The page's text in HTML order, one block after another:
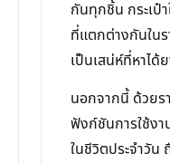
กันทุกชิ้น กระเป๋
ที่แตกต่างกันใน
เป็นเสน่ห์ที่หาไ
นอกจากนี้ ด้วยร
ฟังก์ชันการใช้ง
ในชีวิตประจำวัน